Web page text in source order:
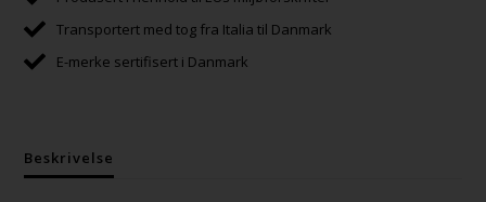
Transportert med tog fra Italia til Danmark
E-merke sertifisert i Danmark
Beskrivelse